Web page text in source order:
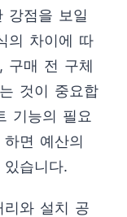
강점을 보일
의 차이에 따
구매 전 구체
것이 중요합
기능의 필요
면 예산의
습니다.
리와 설치 공